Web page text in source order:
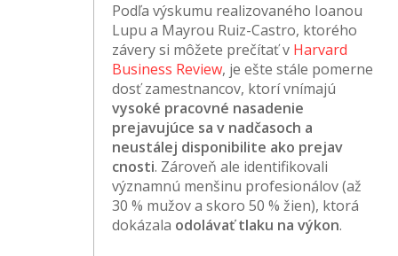
Podľa výskumu realizovaného Ioanou
Lupu a Mayrou Ruiz-Castro, ktorého
závery si môžete prečítať v Harvard
Business Review, je ešte stále pomerne
dosť zamestnancov, ktorí vnímajú
vysoké pracovné nasadenie
prejavujúce sa v nadčasoch a
neustálej disponibilite ako prejav
cnosti. Zároveň ale identifikovali
významnú menšinu profesionálov (až
30 % mužov a skoro 50 % žien), ktorá
dokázala odolávať tlaku na výkon.